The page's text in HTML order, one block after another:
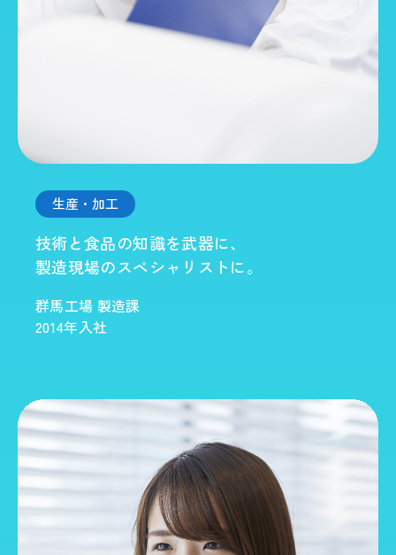
生産・加工
技術と食品の知識を武器に、
製造現場のスペシャリストに。
群馬工場 製造課
2014年入社